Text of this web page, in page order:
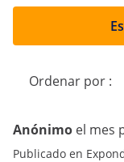
Ordenar por :
Anónimo el mes
Publicado en